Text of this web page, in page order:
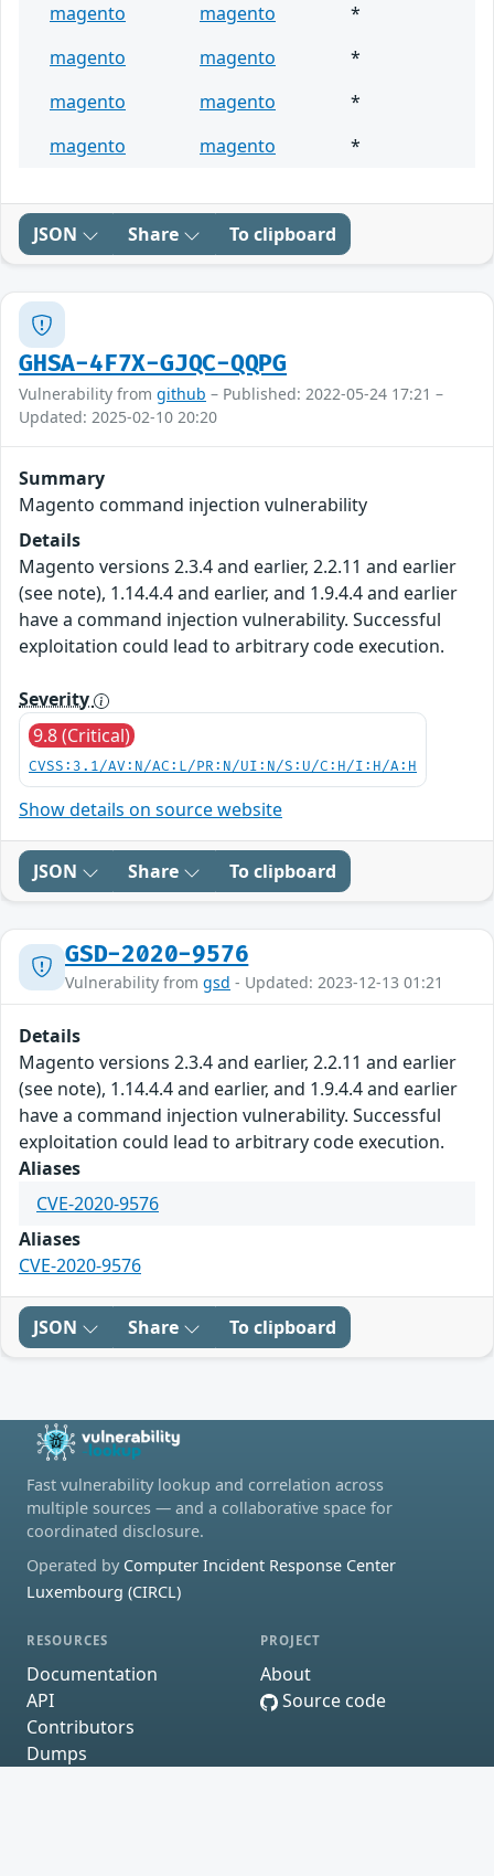
magento
magento
*
magento
magento
*
magento
magento
*
magento
magento *
JSON Share To clipboard
GHSA-4F7X-GJQC-QQPG
Vulnerability from github – Published: 2022-05-24 17:21 –
Updated: 2025-02-10 20:20
Summary
Magento command injection vulnerability
Details
Magento versions 2.3.4 and earlier, 2.2.11 and earlier
(see note), 1.14.4.4 and earlier, and 1.9.4.4 and earlier
have a command injection vulnerability. Successful
exploitation could lead to arbitrary code execution.
Severity
9.8 (Critical)
CVSS:3.1/AV:N/AC:L/PR:N/UI:N/S:U/C:H/I:H/A:H
Show details on source website
JSON Share To clipboard
GSD-2020-9576
Vulnerability from gsd - Updated: 2023-12-13 01:21
Details
Magento versions 2.3.4 and earlier, 2.2.11 and earlier
(see note), 1.14.4.4 and earlier, and 1.9.4.4 and earlier
have a command injection vulnerability. Successful
exploitation could lead to arbitrary code execution.
Aliases
CVE-2020-9576
Aliases
CVE-2020-9576
JSON Share To clipboard
Fast vulnerability lookup and correlation across
multiple sources — and a collaborative space for
coordinated disclosure.
Operated by Computer Incident Response Center
Luxembourg (CIRCL)
RESOURCES
Documentation
API
Contributors
Dumps
PROJECT
About
Source code